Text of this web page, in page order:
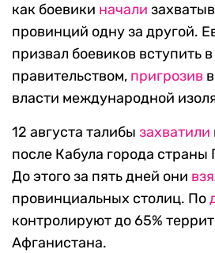
как боевики начали
провинций одну за другой.
призвал боевиков вступить
правительством, пригрозив
власти международной
12 августа талибы захватили
после Кабула города страны
До этого за пять дней они
провинциальных столиц. По
контролируют до 65%
Афганистана.